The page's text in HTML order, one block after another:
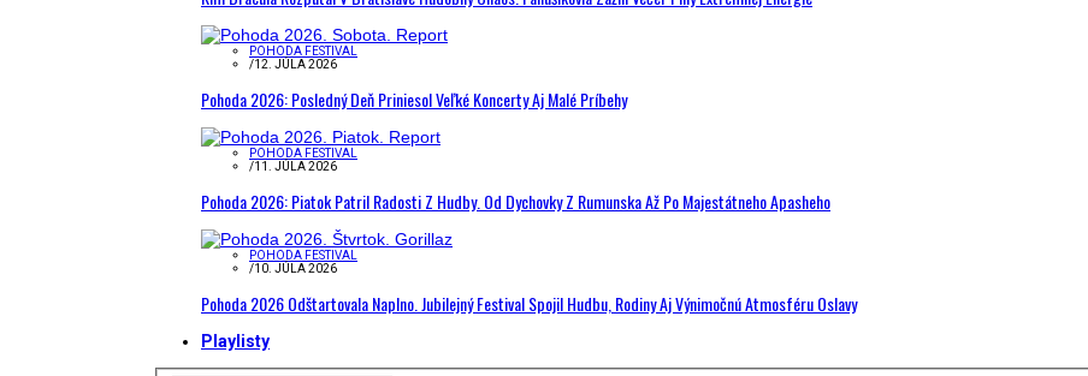
POHODA FESTIVAL
/12. JÚLA 2026
Pohoda 2026: Posledný Deň Priniesol Veľké Koncerty Aj Malé Príbehy
POHODA FESTIVAL
/11. JÚLA 2026
Pohoda 2026: Piatok Patril Radosti Z Hudby. Od Dychovky Z Rumunska Až Po Majestátneho Apasheho
POHODA FESTIVAL
/10. JÚLA 2026
Pohoda 2026 Odštartovala Naplno. Jubilejný Festival Spojil Hudbu, Rodiny Aj Výnimočnú Atmosféru Oslavy
Playlisty